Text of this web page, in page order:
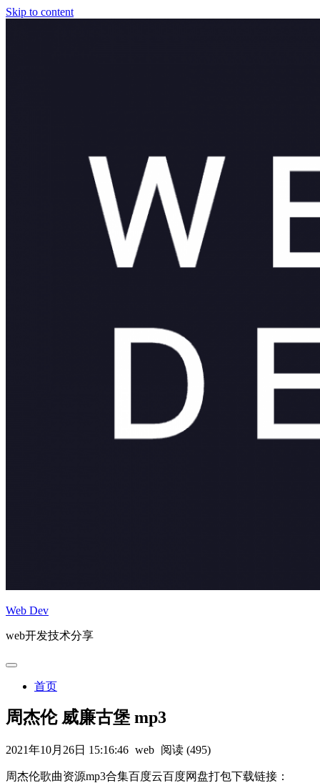
Skip to content
Web Dev
web开发技术分享
首页
周杰伦 威廉古堡 mp3
2021年10月26日 15:16:46 web 阅读 (495)
周杰伦歌曲资源mp3合集百度云百度网盘打包下载链接：